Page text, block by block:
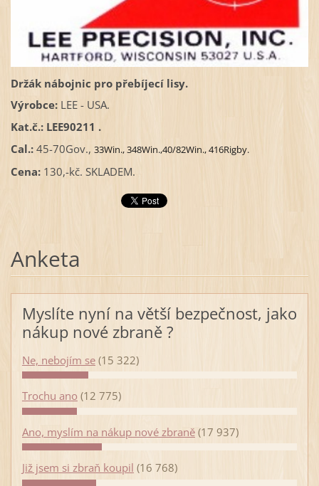
Držák nábojnic pro přebíjecí lisy.
Výrobce:LEE - USA.
Kat.č.: LEE90211 .
Cal.:45-70Gov., 33Win.,348Win.,40/82Win.,416Rigby.
Cena:130,-kč. SKLADEM.
Anketa
Myslíte nyní na větší bezpečnost, jako
nákup nové zbraně ?
Ne, nebojím se (15 322)
Trochu ano (12 775)
Ano, myslím na nákup nové zbraně (17 937)
Již jsem si zbraň koupil (16 768)